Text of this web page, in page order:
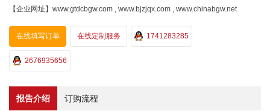
【企业网址】www.gtdcbgw.com , www.bjzjqx.com , www.chinabgw.net
在线填写订单 在线定制服务 1741283285
2676935656
报告介绍 订购流程